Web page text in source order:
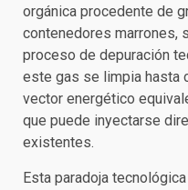
orgánica procedente de
contenedores marrones,
proceso de depuración
este gas se limpia hasta
vector energético
que puede inyectarse
existentes.
Esta paradoja